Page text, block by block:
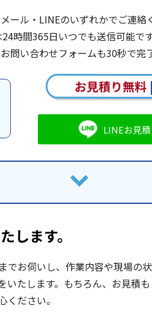
ール・LINEのいずれかでご連
時間365日いつでも送信可能で
問い合わせフォームも30秒で完
お見積り無料|
LINEお見積
します。
でお伺いし、作業内容や現場の
たします。もちろん、お見積も
ださい。